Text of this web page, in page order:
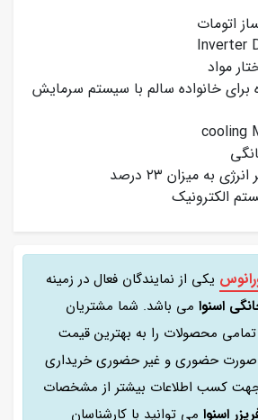
اتومات
مواد
برای خانواده سالم با سیستم سرمایش
به میزان ۲۳ درصد
الکترونیک
یکی از نمایندگان فعال در زمینه
اسنوا می باشد. شما مشتریان
محصولات را به بهترین قیمت
صورت حضوری و غیر حضوری خریداری
کسب اطلاعات بیشتر از مشخصات
اسنوا می توانید با کارشناسان